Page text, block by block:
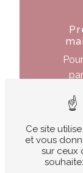
au
Toi
Ce site
et vous
sur ceux